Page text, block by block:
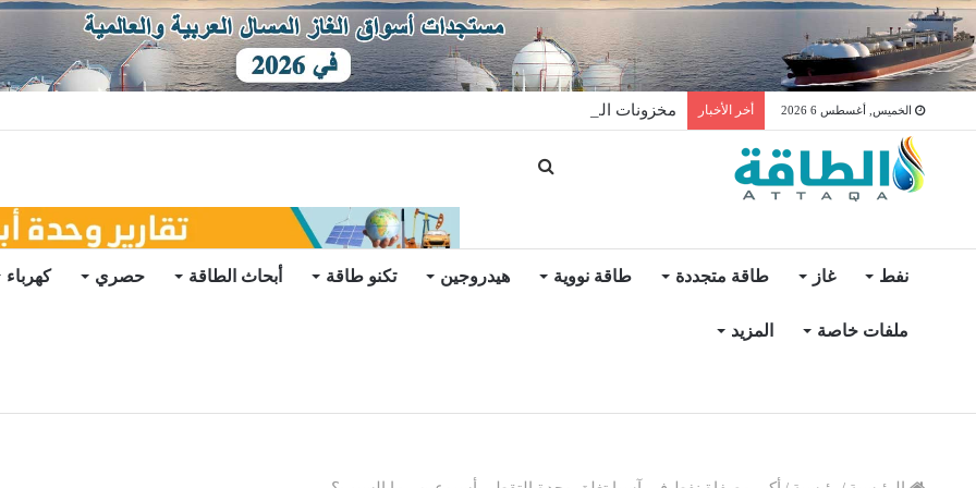
الخميس, أغسطس 6 2026 أخر الأخبار مخزونات النفط الأميركية ترتفع 2.5 مليون برميل عكس التوقعات
نفط غاز طاقة متجددة طاقة نووية هيدروجين تكنو طاقة أبحاث الطاقة حصري كهرباء
ملفات خاصة المزيد